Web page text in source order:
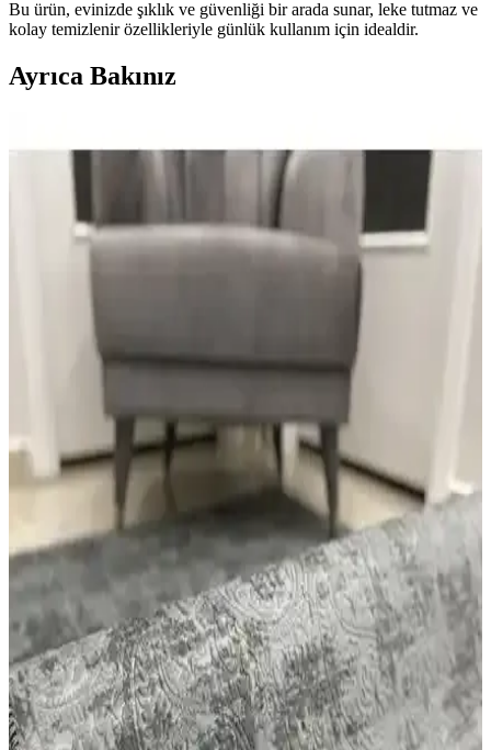
Bu ürün, evinizde şıklık ve güvenliği bir arada sunar, leke tutmaz ve
kolay temizlenir özellikleriyle günlük kullanım için idealdir.
Ayrıca Bakınız
Faiend ve Melian yolluklar: Kaymaz taban,
kalınlık, bakım ve desen farkları karşılaştırması
Bu karşılaştırma Faiend Yıkanabilir Yolluk ile Melian Kesme
Kaymaz Tabanlı Yolluk’u; kaymaz taban, kalınlık, doku, yıkama
talimatları, desen kalitesi ve bakım kolaylığı gibi kriterlerle analiz
Balat Raschel Carpet ile West Home Halı
Karşılaştırması: Kalınlık ve Bakım Özellikleri
Home Yıkanabilir Kaymaz Leke Tutmaz Halı arasındaki temel
farklar incelenir. Hav yüksekliği, taban tipi, iplik türü ve
yıkanabilirlik gibi kriterler günlük kullanım konforunu etkiler.
Faiend Kesme Yolluk Karşılaştırması: Kaymaz
Taban ve Yıkanabilir Özellikler
İki farklı Faiend yolluk ürününü kaymaz taban, yıkanabilirlik ve
dayanıklılık kriterleriyle karşılaştırıyoruz. Güvenlik, temizlik ve
estetik açısından detaylar burada.
Dinarsu Kaymaz Halı Assos Nevra Vizon ve Melaris
Modern Dokuma Yolluk Karşılaştırması
İki farklı yolluk halı ürününü detaylı karşılaştırıyoruz. Dinarsu
Kaymaz Halı Assos Nevra Vizon ve Melaris modern dokuma halı,